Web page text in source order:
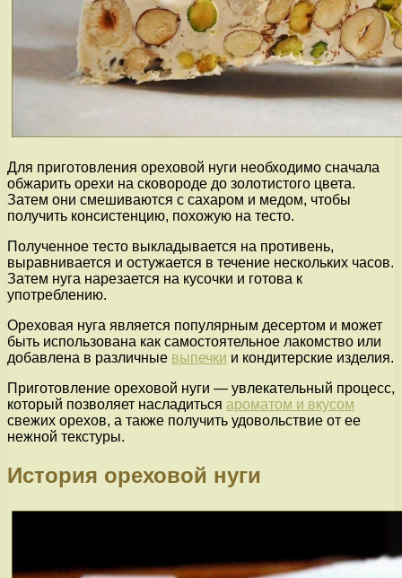
Для приготовления ореховой нуги необходимо сначала
обжарить орехи на сковороде до золотистого цвета.
Затем они смешиваются с сахаром и медом, чтобы
получить консистенцию, похожую на тесто.
Полученное тесто выкладывается на противень,
выравнивается и остужается в течение нескольких часов.
Затем нуга нарезается на кусочки и готова к
употреблению.
Ореховая нуга является популярным десертом и может
быть использована как самостоятельное лакомство или
добавлена в различные выпечки и кондитерские изделия.
Приготовление ореховой нуги — увлекательный процесс,
который позволяет насладиться ароматом и вкусом
свежих орехов, а также получить удовольствие от ее
нежной текстуры.
История ореховой нуги